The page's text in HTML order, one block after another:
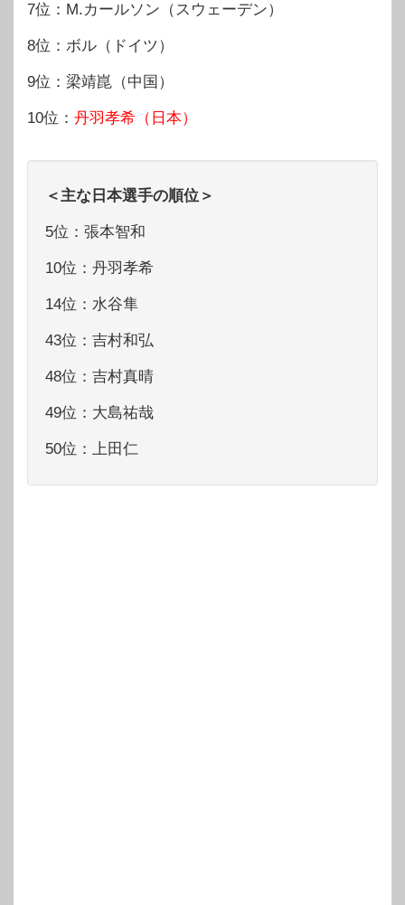
7位：M.カールソン（スウェーデン）
8位：ボル（ドイツ）
9位：梁靖崑（中国）
10位： 丹羽孝希（日本）
＜主な日本選手の順位＞
5位：張本智和
10位：丹羽孝希
14位：水谷隼
43位：吉村和弘
48位：吉村真晴
49位：大島祐哉
50位：上田仁